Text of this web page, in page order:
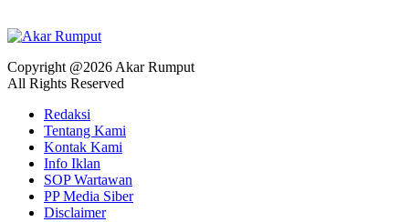
Copyright @2026 Akar Rumput
All Rights Reserved
Redaksi
Tentang Kami
Kontak Kami
Info Iklan
SOP Wartawan
PP Media Siber
Disclaimer